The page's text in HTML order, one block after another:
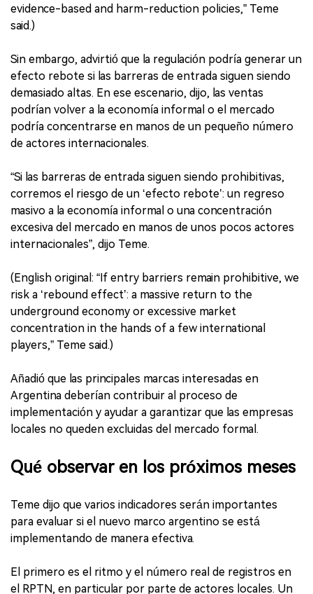
evidence-based and harm-reduction policies,” Teme
said.)
Sin embargo, advirtió que la regulación podría generar un
efecto rebote si las barreras de entrada siguen siendo
demasiado altas. En ese escenario, dijo, las ventas
podrían volver a la economía informal o el mercado
podría concentrarse en manos de un pequeño número
de actores internacionales.
“Si las barreras de entrada siguen siendo prohibitivas,
corremos el riesgo de un ‘efecto rebote’: un regreso
masivo a la economía informal o una concentración
excesiva del mercado en manos de unos pocos actores
internacionales”, dijo Teme.
(English original: “If entry barriers remain prohibitive, we
risk a ‘rebound effect’: a massive return to the
underground economy or excessive market
concentration in the hands of a few international
players,” Teme said.)
Añadió que las principales marcas interesadas en
Argentina deberían contribuir al proceso de
implementación y ayudar a garantizar que las empresas
locales no queden excluidas del mercado formal.
Qué observar en los próximos meses
Teme dijo que varios indicadores serán importantes
para evaluar si el nuevo marco argentino se está
implementando de manera efectiva.
El primero es el ritmo y el número real de registros en
el RPTN, en particular por parte de actores locales. Un